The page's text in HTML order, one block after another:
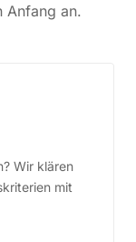
Anfang an.
Wir klären
mit